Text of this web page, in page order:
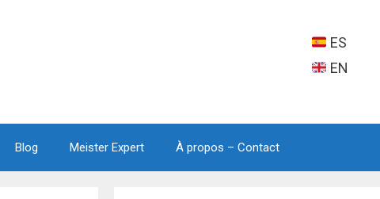
ES
EN
Blog Meister Expert À propos – Contact